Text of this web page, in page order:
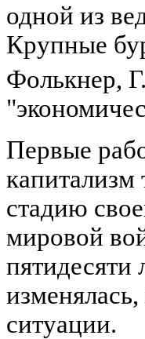
одной из
Крупные
Фолькнер,
Первые
капитализм
стадию
мировой
пятидесяти
ситуации.